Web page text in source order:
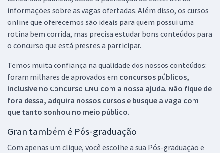
informações sobre as vagas ofertadas. Além disso, os cursos
online que oferecemos são ideais para quem possui uma
rotina bem corrida, mas precisa estudar bons conteúdos para
o concurso que está prestes a participar.
Temos muita confiança na qualidade dos nossos conteúdos:
foram milhares de aprovados em concursos públicos,
inclusive no Concurso CNU com a nossa ajuda. Não fique de
fora dessa, adquira nossos cursos e busque a vaga com
que tanto sonhou no meio público.
Gran também é Pós-graduação
Com apenas um clique, você escolhe a sua Pós-graduação e